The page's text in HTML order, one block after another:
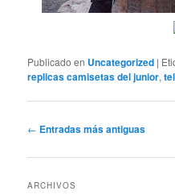
Publicado en Uncategorized |
replicas camisetas del junior,
Navegación
entradas
← Entradas más antiguas
ARCHIVOS